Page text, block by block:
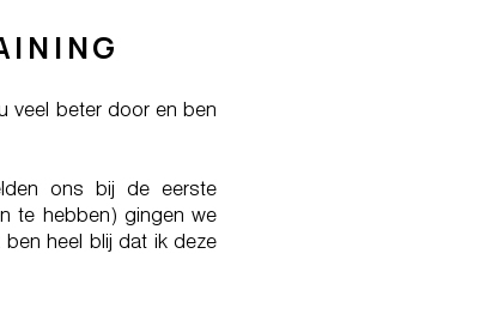
veel beter door en ben
ons bij de eerste
te hebben) gingen we
heel blij dat ik deze